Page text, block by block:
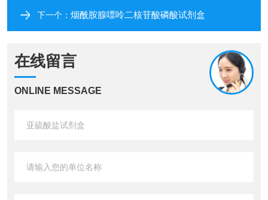
下一个： 烟酰胺腺嘌呤二核苷酸磷酸试剂盒
在线留言
ONLINE MESSAGE